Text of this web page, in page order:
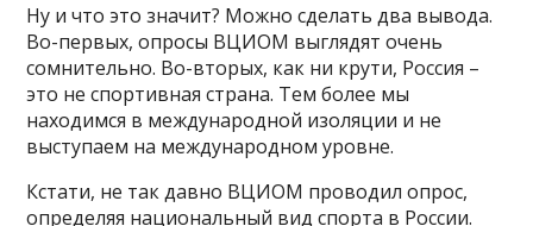
Ну и что это значит? Можно сделать два вывода.
Во-первых, опросы ВЦИОМ выглядят очень
сомнительно. Во-вторых, как ни крути, Россия –
это не спортивная страна. Тем более мы
находимся в международной изоляции и не
выступаем на международном уровне.
Кстати, не так давно ВЦИОМ проводил опрос,
определяя национальный вид спорта в России.